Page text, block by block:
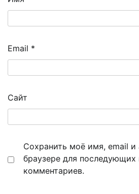
Email *
Сайт
Сохранить моё имя, email и
браузере для последующих
комментариев.